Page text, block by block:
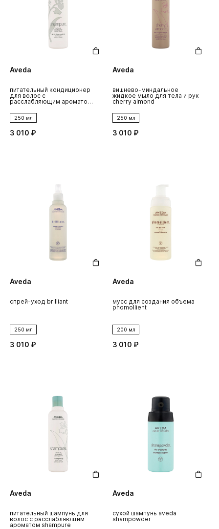
Aveda
питательный кондиционер
для волос с
расслабляющим ароматом
shampure
250 мл
3 010 ₽
Aveda
вишнево-миндальное
жидкое мыло для тела и рук
cherry almond
250 мл
3 010 ₽
Aveda
спрей-уход brilliant
250 мл
3 010 ₽
Aveda
мусс для создания объема
phomollient
200 мл
3 010 ₽
Aveda
питательный шампунь для
волос с расслабляющим
ароматом shampure
Aveda
сухой шампунь aveda
shampowder